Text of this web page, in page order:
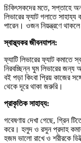
চিকিৎসকদের মতে, সপ্তাহে
লিভারের ফ্যাট গলাতে
পারেন। ওজন নিয়ন্ত্রণে
স্বাস্থ্যকর জীবনযাপন:
ফ্যাটি লিভারের ফ্যাট কমাতে
নিরবচ্ছিন্ন ঘুম লিভারের জন্য
বই পড়া কিংবা প্রিয় কাজের
থেকে দূরে থাকা জরুরি।
প্রাকৃতিক সাহায্য:
গবেষণায় দেখা গেছে, গ্রিন
করে। হলুদ ও রসুন প্রদাহ
হজম ভালো রাখে ও শরীরকে